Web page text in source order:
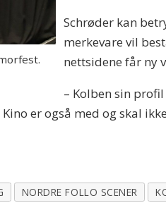
Schrøder kan
merkevare vil
nettsidene får ny
– Kolben sin
er også med og skal
NORDRE FOLLO SCENER